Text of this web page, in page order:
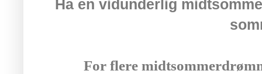
Ha en vidunderlig
For flere